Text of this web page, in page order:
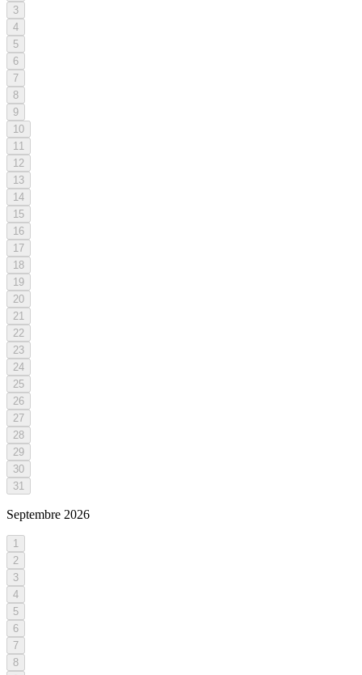
3
4
5
6
7
8
9
10
11
12
13
14
15
16
17
18
19
20
21
22
23
24
25
26
27
28
29
30
31
Septembre 2026
1
2
3
4
5
6
7
8